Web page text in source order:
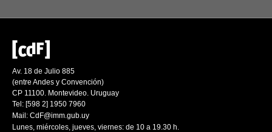
Av. 18 de Julio 885
(entre Andes y Convención)
CP 11100. Montevideo. Uruguay
Tel: [598 2] 1950 7960
Mail: CdF@imm.gub.uy
Lunes, miércoles, jueves, viernes: de 10 a 19.30 h.